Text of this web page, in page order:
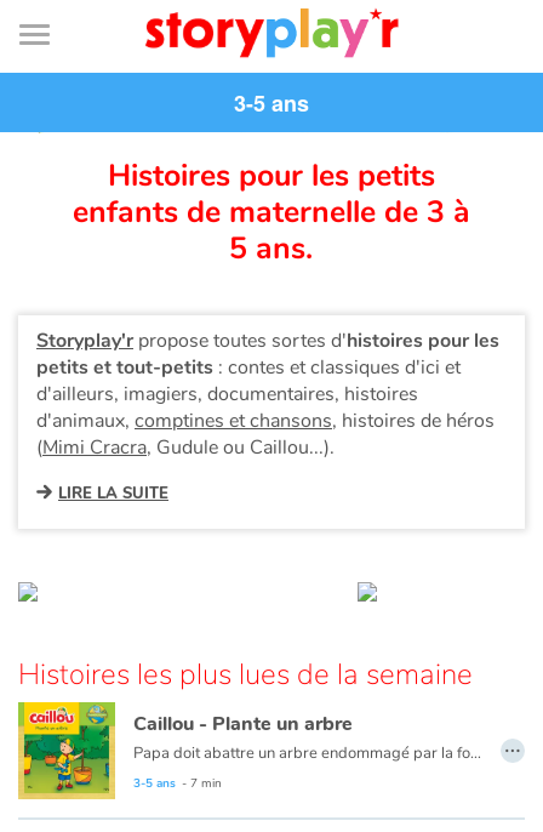
Connexion
Bibliothèque
de
page
Je me connecte
Tester gratuitement
Prix
Accueil
Contes d'ici et d'ailleurs
Ogres, monstres et sorcières
Héroïnes et héros
Écologie, nature, saisons
3-5 ans
Histoires pour les petits
enfants de maternelle de 3 à
5 ans.
Storyplay'rpropose toutes sortes d'histoires pour les
petits et tout-petits : contes et classiques d'ici et
d'ailleurs, imagiers, documentaires, histoires
d'animaux, comptines et chansons, histoires de héros
(Mimi Cracra, Gudule ou Caillou...).
LIRE LA SUITE
Histoires les plus lues de la semaine
Caillou - Plante un arbre
Papa doit abattre un arbre endommagé par la foudre. À la jardinerie, Caillou aide papa à choisir un nouvel arbre. Il découvrira que les arbres sont très importants pour la planète... et pour les oiseaux !
3-5 ans - 7 min
…